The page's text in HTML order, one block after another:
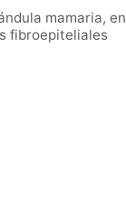
mamaria, en
fibroepiteliales